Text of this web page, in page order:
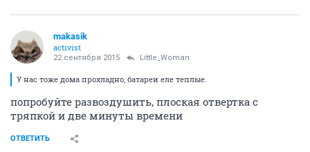
makasik
activist
22 сентября 2015 Little_Woman
У нас тоже дома прохладно, батареи еле теплые.
попробуйте развоздушить, плоская отвертка с
тряпкой и две минуты времени
ОТВЕТИТЬ